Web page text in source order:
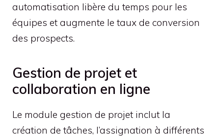
automatisation libère du temps pour les
équipes et augmente le taux de conversion
des prospects.
Gestion de projet et
collaboration en ligne
Le module gestion de projet inclut la
création de tâches, l’assignation à différents